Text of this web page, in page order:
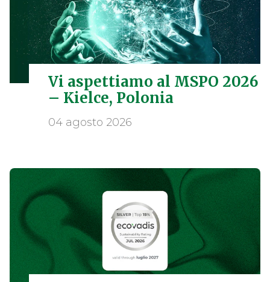
Vi aspettiamo al MSPO 2026
– Kielce, Polonia
04 agosto 2026